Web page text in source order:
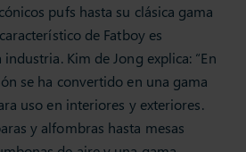
pufs hasta su clásica gama
de Fatboy es
Kim de Jong explica: “En
se ha convertido en una gama
uso en interiores y exteriores.
y alfombras hasta mesas